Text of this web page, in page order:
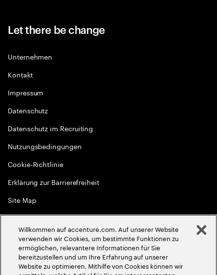
Let there be change
Unternehmen
Kontakt
Impressum
Datenschutz
Datenschutz im Recruiting
Nutzungsbedingungen
Cookie-Richtlinie
Erklärung zur Barrierefreiheit
Site Map
Globale Meritokratie
2026Accenture. Alle Rechte vorbehalten
Willkommen auf accenture.com. Auf unserer Website
verwenden wir Cookies, um bestimmte Funktionen zu
ermöglichen, relevantere Informationen für Sie
bereitzustellen und um Ihre Erfahrung auf unserer
Website zu optimieren. Mithilfe von Cookies können wir